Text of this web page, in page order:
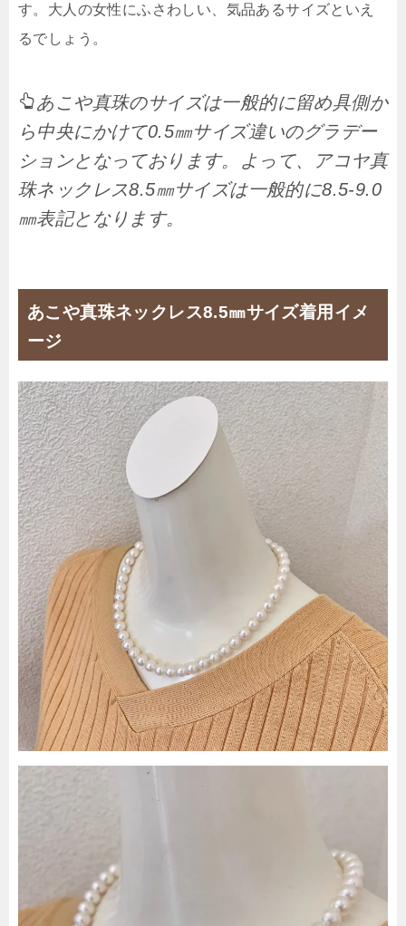
す。大人の女性にふさわしい、気品あるサイズといえ
るでしょう。
あこや真珠のサイズは一般的に留め具側か
ら中央にかけて0.5㎜サイズ違いのグラデー
ションとなっております。よって、アコヤ真
珠ネックレス8.5㎜サイズは一般的に8.5-9.0
㎜表記となります。
あこや真珠ネックレス8.5㎜サイズ着用イメ
ージ